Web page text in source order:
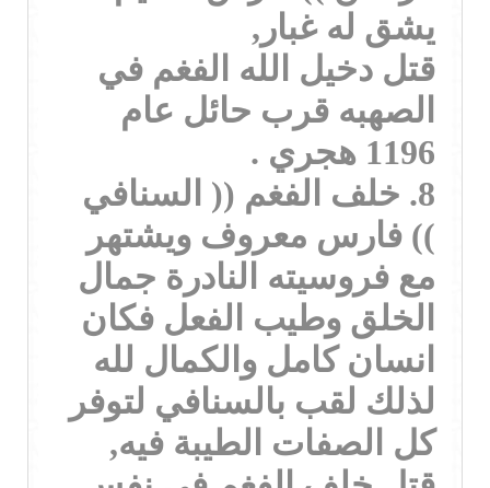
يشق له غبار,
قتل دخيل الله الفغم في
الصهبه قرب حائل عام
1196 هجري .
8. خلف الفغم (( السنافي
)) فارس معروف ويشتهر
مع فروسيته النادرة جمال
الخلق وطيب الفعل فكان
انسان كامل والكمال لله
لذلك لقب بالسنافي لتوفر
كل الصفات الطيبة فيه,